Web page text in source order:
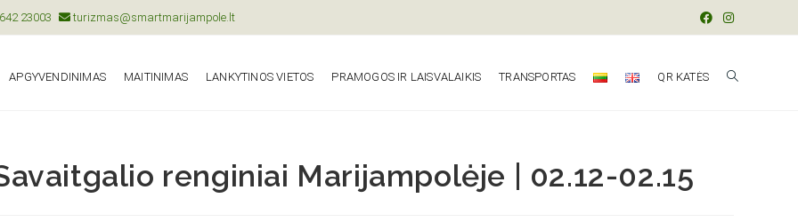
23003 turizmas@smartmarijampole.lt
APGYVENDINIMAS MAITINIMAS LANKYTINOS VIETOS PRAMOGOS IR LAISVALAIKIS TRANSPORTAS QR KATĖS
renginiai Marijampolėje | 02.12-02.15